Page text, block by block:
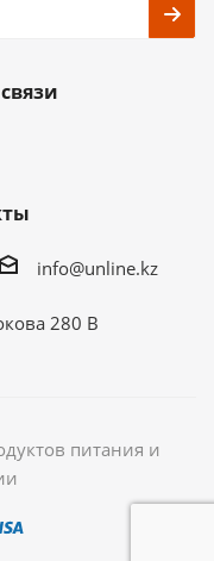
info@unline.kz
280 В
питания и